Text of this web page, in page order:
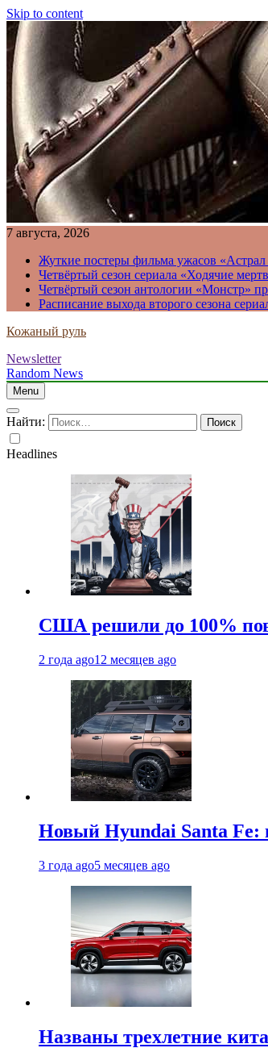
Skip to content
7 августа, 2026
Жуткие постеры фильма ужасов
Четвёртый сезон сериала «Ходячие
Четвёртый сезон антологии «Монстр»
Расписание выхода второго сезона
Кожаный руль
Newsletter
Random News
Menu
Найти:
Headlines
США решили до 100%
2 года ago12 месяцев ago
Новый Hyundai Santa Fe:
3 года ago5 месяцев ago
Названы трехлетние